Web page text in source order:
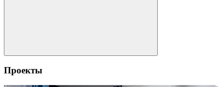
Проекты